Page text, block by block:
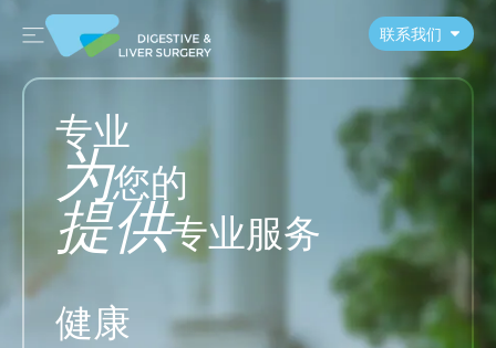
联系我们
专业
为您的
提供专业服务
健康